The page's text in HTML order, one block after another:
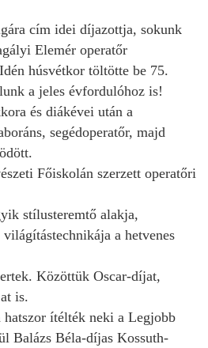
cím idei díjazottja, sokunk
Elemér operatőr
húsvétkor töltötte be 75.
a jeles évfordulóhoz is!
és diákévei után a
segédoperatőr, majd
Főiskolán szerzett operatőri
stílusteremtő alakja,
a hetvenes
Közöttük Oscar-díjat,
is.
ítélték neki a Legjobb
Balázs Béla-díjas Kossuth-